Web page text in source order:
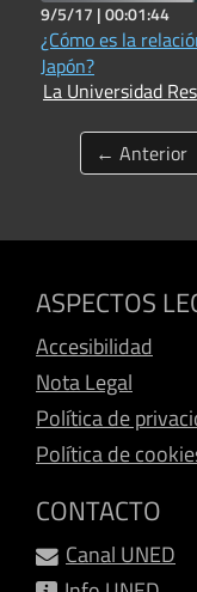
9/5/17 |00:01:44
¿Cómo es la
Japón?
La Universidad
← Anterior
ASPECTOS
Accesibilidad
Nota Legal
Política de
Política de
CONTACTO
Canal UNED